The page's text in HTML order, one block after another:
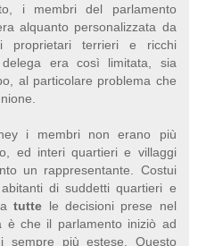
i membri del parlamento
alquanto personalizzata da
proprietari terrieri e ricchi
era così limitata, sia
al particolare problema che
i membri non erano più
ed interi quartieri e villaggi
un rappresentante. Costui
di suddetti quartieri e
tutte le decisioni prese nel
è che il parlamento iniziò ad
sempre più estese. Questo